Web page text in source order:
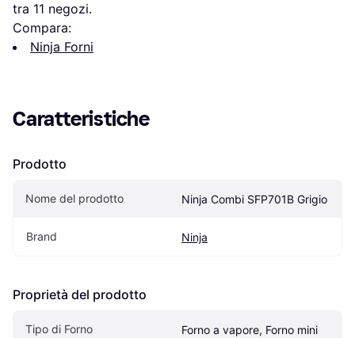
tra 11 negozi.
Compara:
Ninja Forni
Caratteristiche
Prodotto
Nome del prodotto Ninja Combi SFP701B Grigio
Brand Ninja
Proprietà del prodotto
Tipo di Forno Forno a vapore, Forno mini